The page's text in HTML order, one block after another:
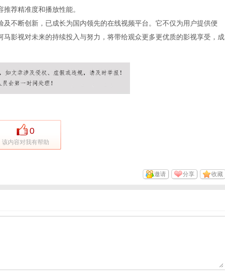
荐精准度和播放性能。
不断创新，已成长为国内领先的在线视频平台。它不仅为用户提供便
影视对未来的持续投入与努力，将带给观众更多更优质的影视享受，成
0
该内容对我有帮助
收藏
分享
邀请